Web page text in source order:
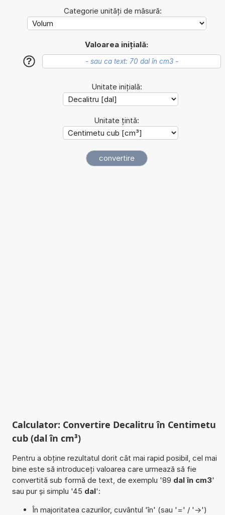
Categorie unități de măsură:
Valoarea inițială:
?
Unitate inițială:
Unitate țintă:
Calculator: Convertire Decalitru în Centimetu
cub (dal în cm³)
Pentru a obține rezultatul dorit cât mai rapid posibil, cel mai
bine este să introduceți valoarea care urmează să fie
convertită sub formă de text, de exemplu '89 dal în cm3'
sau pur și simplu '45 dal':
În majoritatea cazurilor, cuvântul 'în' (sau '=' / '->')